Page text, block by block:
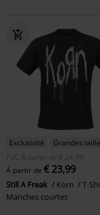
Exclusivité
Grandes
PVC
À partir de € 24,99
À partir de € 23,99
Still A Freak Korn
T-
Manches courtes